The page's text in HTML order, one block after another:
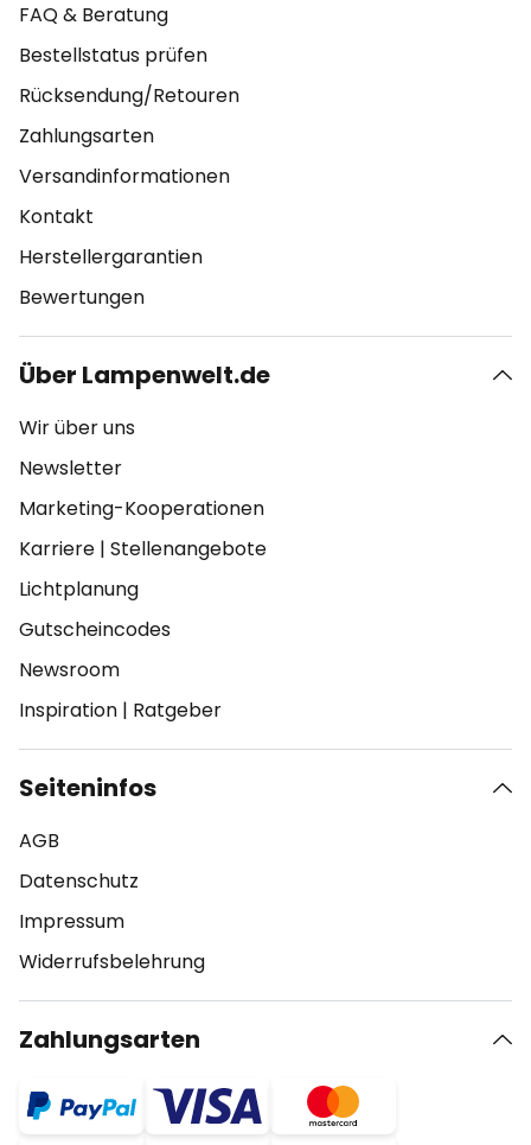
FAQ & Beratung
Bestellstatus prüfen
Rücksendung/Retouren
Zahlungsarten
Versandinformationen
Kontakt
Herstellergarantien
Bewertungen
Über Lampenwelt.de
Wir über uns
Newsletter
Marketing-Kooperationen
Karriere | Stellenangebote
Lichtplanung
Gutscheincodes
Newsroom
Inspiration | Ratgeber
Seiteninfos
AGB
Datenschutz
Impressum
Widerrufsbelehrung
Zahlungsarten